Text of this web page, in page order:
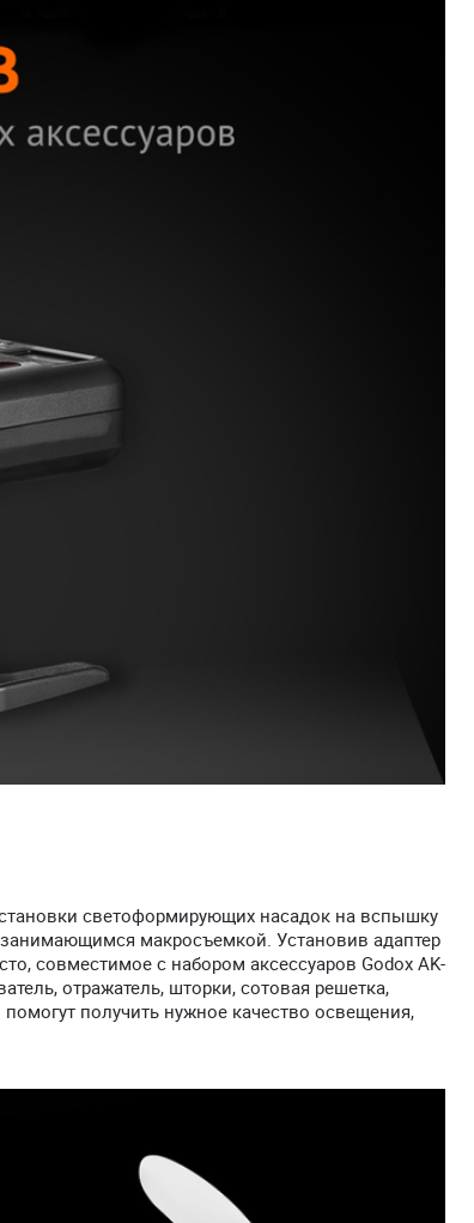
светоформирующих насадок на вспышку
макросъемкой. Установив адаптер
совместимое с набором аксессуаров Godox AK-
отражатель, шторки, сотовая решетка,
получить нужное качество освещения,